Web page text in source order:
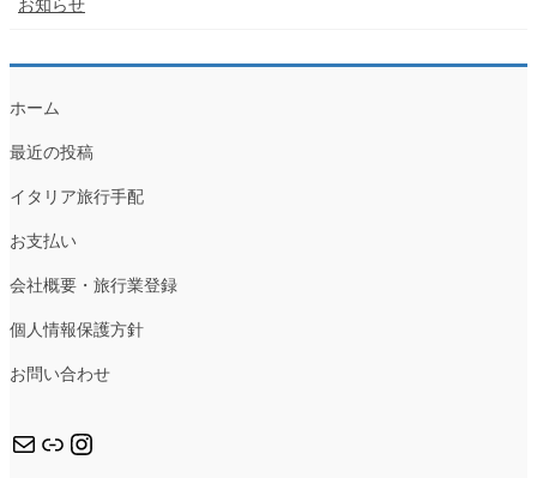
お知らせ
ホーム
最近の投稿
イタリア旅行手配
お支払い
会社概要・旅行業登録
個人情報保護方針
お問い合わせ
メール リンク Instagram